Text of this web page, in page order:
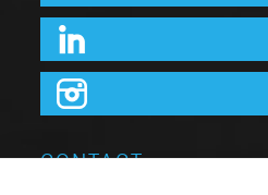
CONTACT